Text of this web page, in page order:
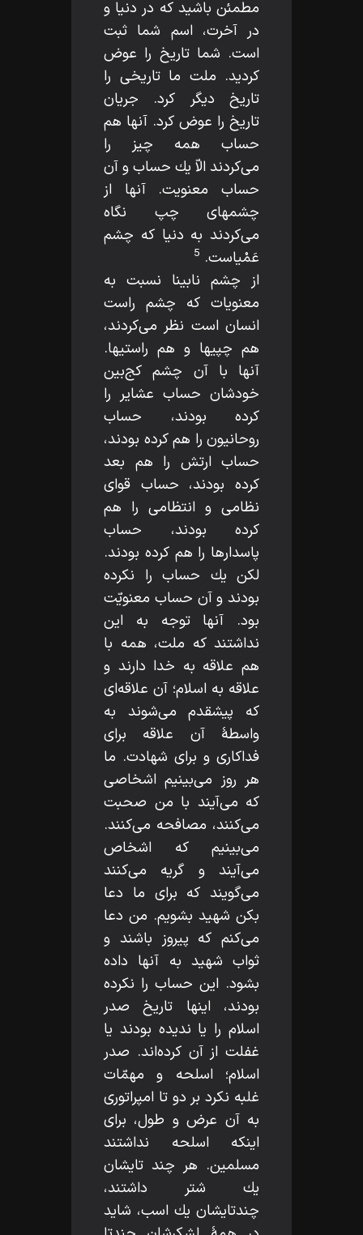
مطمئن باشيد كه در دنيا و
در آخرت، اسم شما ثبت
است. شما تاريخ را عوض
كرديد. ملت ما تاريخى را
تاريخ ديگر كرد. جريان
تاريخ را عوض كرد. آنها هم
حساب همه چيز را
مى‌كردند الاّ يك حساب و آن
حساب معنويت. آنها از
چشمهاى چپ نگاه
مى‌كردند به دنيا كه چشم
عَمْياست. 5
از چشم نابينا نسبت به
معنويات كه چشم راست
انسان است نظر مى‌كردند،
هم چپيها و هم راستيها.
آنها با آن چشم كج‌بين
خودشان حساب عشاير را
كرده بودند، حساب
روحانيون را هم كرده بودند،
حساب ارتش را هم بعد
كرده بودند، حساب قواى
نظامى و انتظامى را هم
كرده بودند، حساب
پاسدارها را هم كرده بودند.
لكن يك حساب را نكرده
بودند و آن حساب معنويّت
بود. آنها توجه به اين
نداشتند كه ملت، همه با
هم علاقه به خدا دارند و
علاقه به اسلام؛ آن علاقه‌اى
كه پيشقدم مى‌شوند به
واسطۀ آن علاقه براى
فداكارى و براى شهادت. ما
هر روز مى‌بينيم اشخاصى
كه مى‌آيند با من صحبت
مى‌كنند، مصافحه مى‌كنند.
مى‌بينيم كه اشخاص
مى‌آيند و گريه مى‌كنند
مى‌گويند كه براى ما دعا
بكن شهيد بشويم. من دعا
مى‌كنم كه پيروز باشند و
ثواب شهيد به آنها داده
بشود. اين حساب را نكرده
بودند، اينها تاريخ صدر
اسلام را يا نديده بودند يا
غفلت از آن كرده‌اند. صدر
اسلام؛ اسلحه و مهمّات
غلبه نكرد بر دو تا امپراتورى
به آن عرض و طول، براى
اينكه اسلحه نداشتند
مسلمين. هر چند تايشان
يك شتر داشتند،
چندتايشان يك اسب، شايد